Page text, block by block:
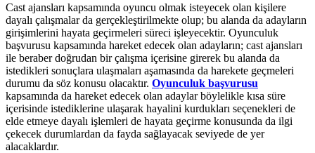
Cast ajansları kapsamında oyuncu olmak isteyecek olan kişilere
dayalı çalışmalar da gerçekleştirilmekte olup; bu alanda da adayların
girişimlerini hayata geçirmeleri süreci işleyecektir. Oyunculuk
başvurusu kapsamında hareket edecek olan adayların; cast ajansları
ile beraber doğrudan bir çalışma içerisine girerek bu alanda da
istedikleri sonuçlara ulaşmaları aşamasında da harekete geçmeleri
durumu da söz konusu olacaktır. Oyunculuk başvurusu
kapsamında da hareket edecek olan adaylar böylelikle kısa süre
içerisinde istediklerine ulaşarak hayalini kurdukları seçenekleri de
elde etmeye dayalı işlemleri de hayata geçirme konusunda da ilgi
çekecek durumlardan da fayda sağlayacak seviyede de yer
alacaklardır.